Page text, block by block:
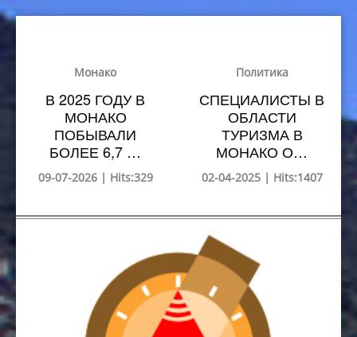
Монако
В 2025 ГОДУ В
МОНАКО
ПОБЫВАЛИ
БОЛЕЕ 6,7 …
09-07-2026 | Hits:329
Политика
СПЕЦИАЛИСТЫ В
ОБЛАСТИ
ТУРИЗМА В
МОНАКО О…
02-04-2025 | Hits:1407